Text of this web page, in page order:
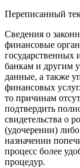
Переписанный
Сведения о
финансовые
банкам и другим
данные, а также
финансовых
то причинам
подтвердить
свидетельства о
(удочерении)
назначении
процесс более
процедур.